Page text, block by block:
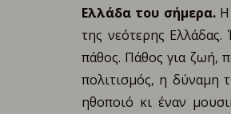
Ελλάδα του σήμερα.Η
της νεότερης Ελλάδας.
πάθος. Πάθος για ζωή,
πολιτισμός, η δύναμη
ηθοποιό κι έναν